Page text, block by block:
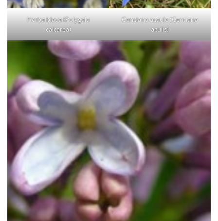
Herba blava (Polygala
calcarea)
Genciana acaule (Gentiana
aculis)